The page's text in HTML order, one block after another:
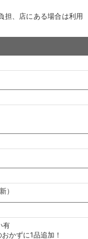
担、店にある場合は利用
）
有
かずに1品追加！